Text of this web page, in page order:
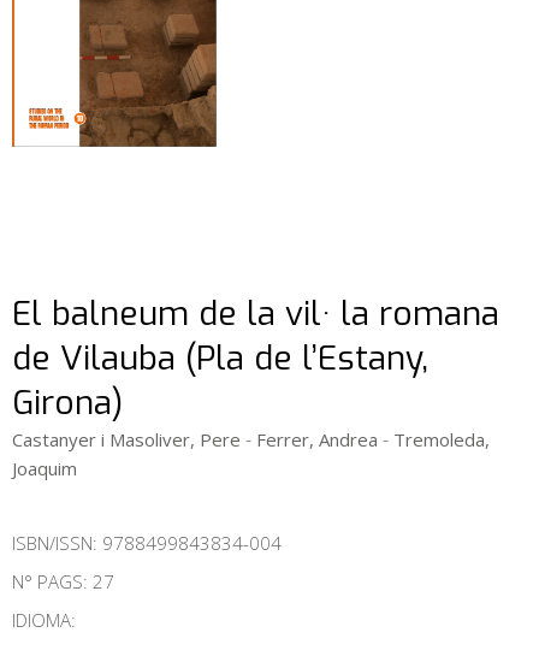
El balneum de la vil· la romana
de Vilauba (Pla de l’Estany,
Girona)
Castanyer i Masoliver, Pere - Ferrer, Andrea - Tremoleda,
Joaquim
ISBN/ISSN: 9788499843834-004
N° PAGS: 27
IDIOMA: